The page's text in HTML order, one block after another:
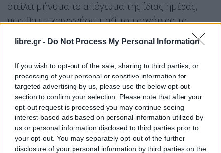
libre.gr - Do Not Process My Personal Information
If you wish to opt-out of the sale, sharing to third parties, or
processing of your personal or sensitive information for
targeted advertising by us, please use the below opt-out
section to confirm your selection. Please note that after your
opt-out request is processed you may continue seeing
interest-based ads based on personal information utilized by
us or personal information disclosed to third parties prior to
your opt-out. You may separately opt-out of the further
disclosure of your personal information by third parties on the
στείλει μήνυμα το απόγευμα της ίδιας ημέρας,
πως θα επικοινωνήσει μαζί του αργότερα το
βράδυ. Αυτό, όπως περιέγραψε ο γιος της, δεν
έγινε ποτέ και ακολούθησε η δήλωση εξαφάνισης.
Η επιχείρηση για τον εντοπισμό της 43χρονης
γυναίκας ξεκίνησε χθες, ενώ σε αυτή συμμετέχουν
ισχυρές δυνάμεις της αστυνομίας, αλλά και drone
της πυροσβεστικής που «χτενίζει» την ευρύτερη
περιοχή, στην οποία εκτιμάται ότι κινήθηκε η
γυναίκα.